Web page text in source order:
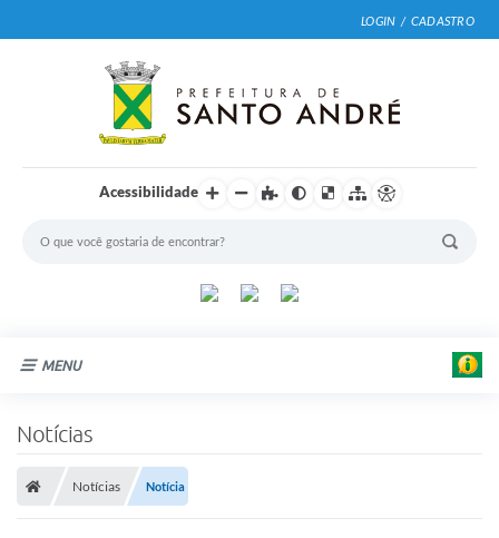
LOGIN / CADASTRO
Acessibilidade
MENU
Portal de Serviços
Notícias
Notícias Notícia